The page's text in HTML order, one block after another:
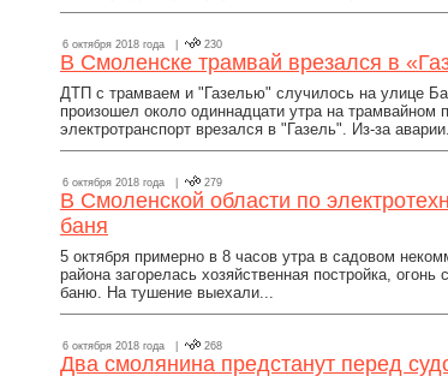
6 октября 2018 года | 230
В Смоленске трамвай врезался в
ДТП с трамваем и "Газелью" случилось на улице
произошел около одиннадцати утра на трамвайном
электротранспорт врезался в "Газель". Из-за
6 октября 2018 года | 279
В Смоленской области по
баня
5 октября примерно в 8 часов утра в садовом
района загорелась хозяйственная постройка,
баню. На тушение выехали...
6 октября 2018 года | 268
Два смолянина предстанут перед